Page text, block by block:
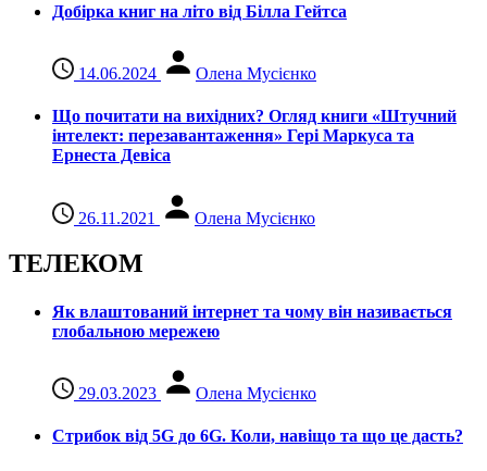
Добірка книг на літо від Білла Гейтса
14.06.2024 Олена Мусієнко
Що почитати на вихідних? Огляд книги «Штучний
інтелект: перезавантаження» Гері Маркуса та
Ернеста Девіса
26.11.2021 Олена Мусієнко
ТЕЛЕКОМ
Як влаштований інтернет та чому він називається
глобальною мережею
29.03.2023 Олена Мусієнко
Стрибок від 5G до 6G. Коли, навіщо та що це даcть?